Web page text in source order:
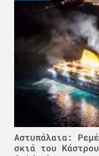
Αστυπάλαια:
σκιά του